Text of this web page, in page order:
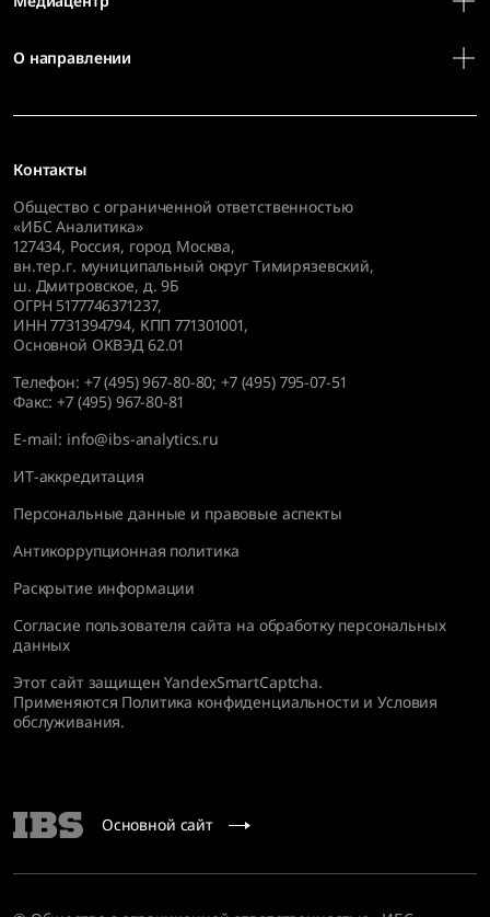
Контакты
Общество с ограниченной ответственностью
«ИБС Аналитика»
127434, Россия, город Москва,
вн.тер.г. муниципальный округ Тимирязевский,
ш. Дмитровское, д. 9Б
ОГРН 5177746371237,
ИНН 7731394794, КПП 771301001,
Основной ОКВЭД 62.01
Телефон: +7 (495) 967-80-80; +7 (495) 795-07-51
Факс:+7 (495) 967-80-81
E-mail: info@ibs-analytics.ru
ИТ-аккредитация
Персональные данные и правовые аспекты
Антикоррупционная политика
Раскрытие информации
Согласие пользователя сайта на обработку персональных
данных
Этот сайт защищен YandexSmartCaptcha.
Применяются Политика конфиденциальности иУсловия
обслуживания.
О направлении
Основной сайт